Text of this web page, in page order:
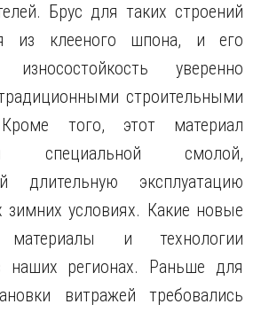
Брус для таких строений
из клееного шпона, и его
уверенно
строительными
того, этот материал
специальной смолой,
длительную эксплуатацию
условиях. Какие новые
материалы и технологии
наших регионах. Раньше для
витражей требовались